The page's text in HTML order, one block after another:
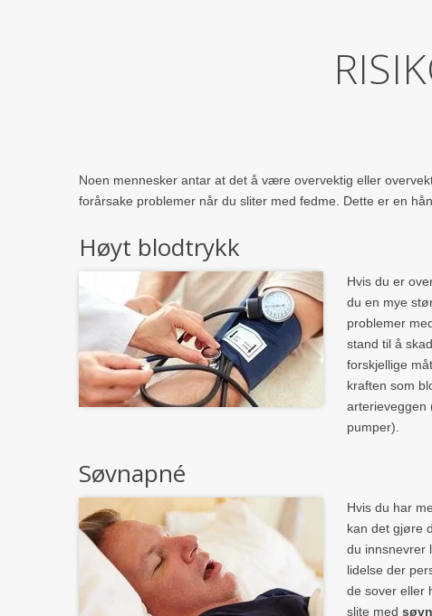
Noen mennesker antar at det å være overvektig eller
forårsake problemer når du sliter med fedme. Dette er en
Høyt blodtrykk
Hvis du er
du en mye
problemer
stand til å
forskjellige
kraften som
arterieveggen
pumper).
Søvnapné
Hvis du har
kan det gjøre
du innsnevrer
lidelse der
de sover eller
slite med